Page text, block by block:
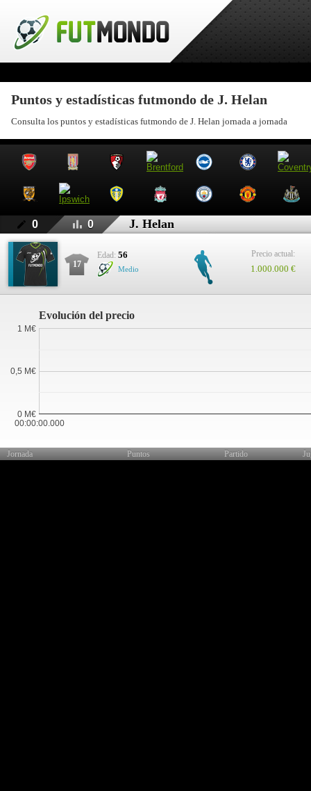
Puntos y estadísticas futmondo de J. Helan
Consulta los puntos y estadísticas futmondo de J. Helan jornada a jornada
0 0 J. Helan
17
Edad: 56
Medio
Precio actual:
1.000.000 €
Evolución del precio
00:00:00.000
0 M€
0,5 M€
1 M€
Jornada Puntos Partido